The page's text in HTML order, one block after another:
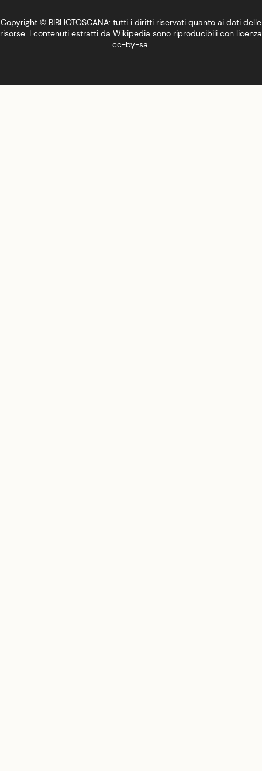
Copyright © BIBLIOTOSCANA: tutti i diritti riservati quanto ai dati delle
risorse. I contenuti estratti da Wikipedia sono riproducibili con licenza
cc-by-sa.